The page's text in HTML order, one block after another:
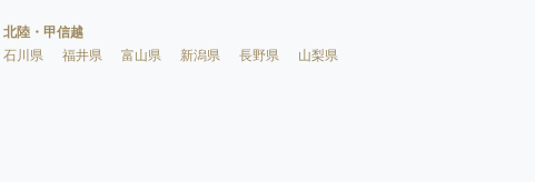
北陸・甲信越
石川県
福井県 富山県 新潟県 長野県 山梨県